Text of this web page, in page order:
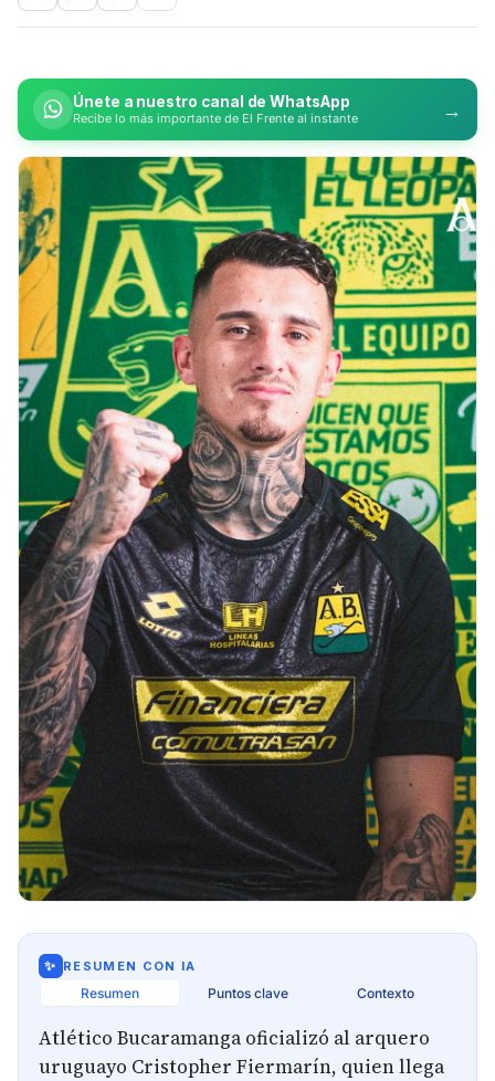
Únete a nuestro canal de WhatsApp
Recibe lo más importante de El Frente al instante →
✨ RESUMEN CON IA
Resumen Puntos clave Contexto
Atlético Bucaramanga oficializó al arquero
uruguayo Cristopher Fiermarín, quien llega